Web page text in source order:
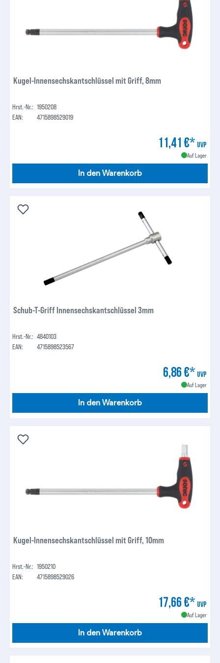
Kugel-Innensechskantschlüssel mit Griff, 8mm
Hrst.-Nr.: 1950208
EAN:
4715898529019
11,41 €* UVP
Auf Lager
In den Warenkorb
Schub-T-Griff Innensechskantschlüssel 3mm
Hrst.-Nr.: 4840103
EAN:
4715898523567
6,86 €* UVP
Auf Lager
In den Warenkorb
Kugel-Innensechskantschlüssel mit Griff, 10mm
Hrst.-Nr.: 1950210
EAN:
4715898529026
17,66 €* UVP
Auf Lager
In den Warenkorb